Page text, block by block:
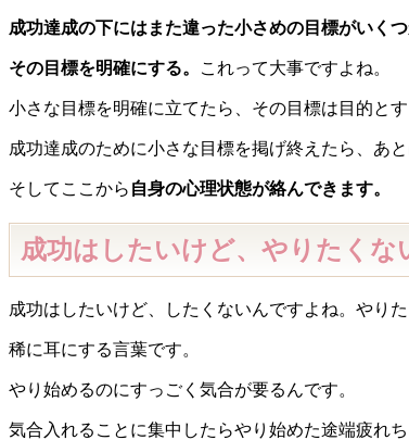
成功達成の下にはまた違った小さめの目標がいくつ
その目標を明確にする。 これって大事ですよね。
小さな目標を明確に立てたら、その目標は目的と
成功達成のために小さな目標を掲げ終えたら、あ
そしてここから 自身の心理状態が絡んできます。
成功はしたいけど、やりたくな
成功はしたいけど、したくないんですよね。やり
稀に耳にする言葉です。
やり始めるのにすっごく気合が要るんです。
気合入れることに集中したらやり始めた途端疲れち